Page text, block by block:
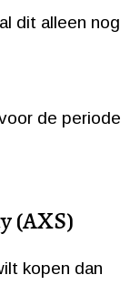
dit alleen nog
de periode
(AXS)
kopen dan